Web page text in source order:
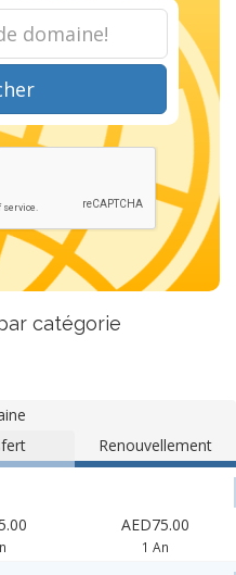
catégorie
Renouvellement
AED75.00
1 An